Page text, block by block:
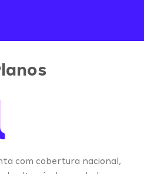
com cobertura nacional,